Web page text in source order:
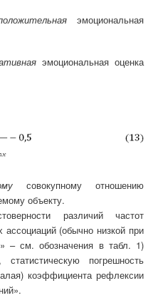
эмоциональная
эмоциональная оценка
совокупному отношению
объекту.
различий частот
(обычно низкой при
– см. обозначения в табл. 1)
погрешность
коэффициента рефлексии